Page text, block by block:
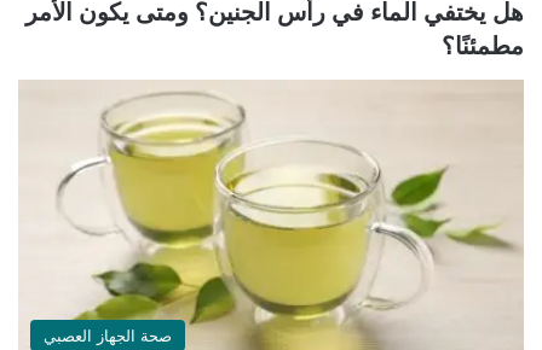
هل يختفي الماء في رأس الجنين؟ ومتى يكون الأمر
مطمئنًا؟
صحة الجهاز العصبي